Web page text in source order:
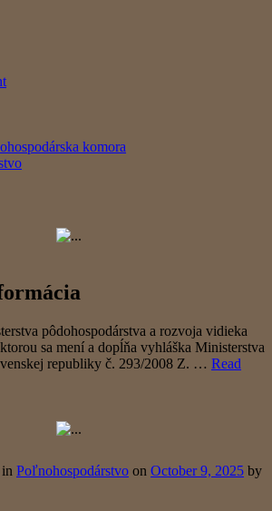
komora
pôdohospodárstva a rozvoja vidieka
sa mení a dopĺňa vyhláška Ministerstva
republiky č. 293/2008 Z. … Read
Poľnohospodárstvo on October 9, 2025 by